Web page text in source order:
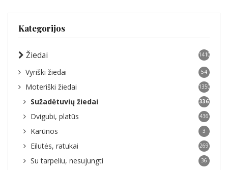
Kategorijos
Žiedai 1410
Vyriški žiedai 54
Moteriški žiedai 1350
Sužadėtuvių žiedai 336
Dvigubi, platūs 436
Karūnos 3
Eilutės, ratukai 269
Su tarpeliu, nesujungti 36